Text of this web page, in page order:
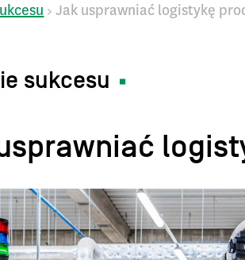
>Jak usprawniać logistykę
sukcesu